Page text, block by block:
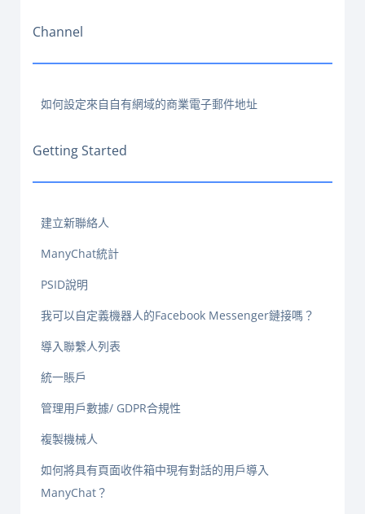
Channel
如何設定來自自有網域的商業電子郵件地址
Getting Started
建立新聯絡人
ManyChat統計
PSID說明
我可以自定義機器人的Facebook Messenger鏈接嗎？
導入聯繫人列表
統一賬戶
管理用戶數據/ GDPR合規性
複製機械人
如何將具有頁面收件箱中現有對話的用戶導入
ManyChat？